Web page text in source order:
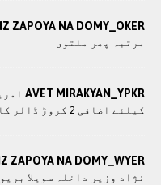
ZAPOYA NA DOMY_OKER
مرتبہ پھر ملتوی
AVET MIRAKYAN_YPKR
کیلئے اضافی 2 کروڑ ڈالر کا وعدہ کیا ہے، وفاقی وزیر صحت
ZAPOYA NA DOMY_WYER
نژاد وزیر داخلہ سویلا